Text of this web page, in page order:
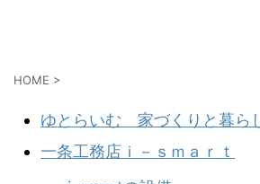
HOME >
ゆとらいむ 家づくりと暮ら
一条工務店ｉ－ｓｍａｒｔ